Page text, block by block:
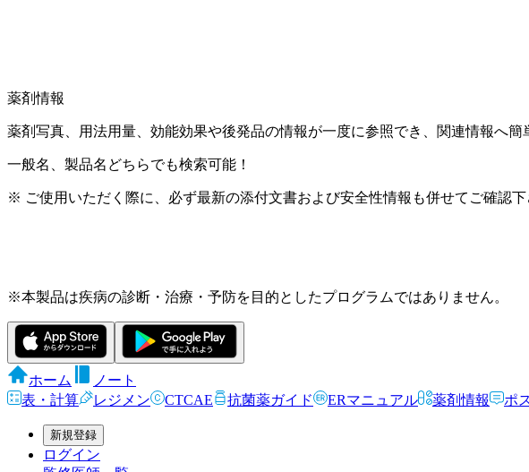
薬剤情報
薬剤写真、用法用量、効能効果や後発品の情報が一度に参照でき、関連情報へ簡
一般名、製品名どちらでも検索可能！
※ ご使用いただく際に、必ず最新の添付文書および安全性情報も併せてご確認下
※本製品は疾病の診断・治療・予防を目的としたプログラムではありません。
ホーム
ノート
表・計算
レジメン CTCAE 抗菌薬ガイド ERマニュアル 薬剤情報 ポ
新規登録
ログイン